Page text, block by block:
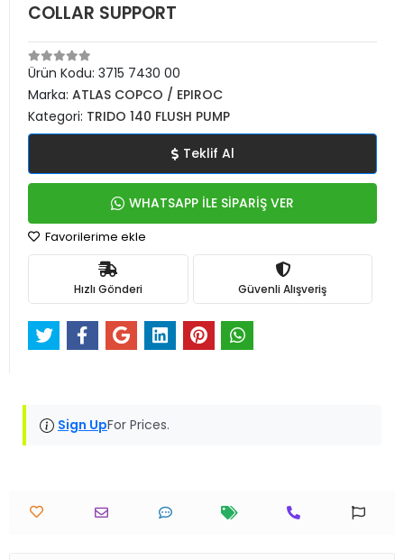
COLLAR SUPPORT
Ürün Kodu: 3715 7430 00
Marka: ATLAS COPCO / EPIROC
Kategori: TRIDO 140 FLUSH PUMP
Teklif Al
WHATSAPP İLE SİPARİŞ VER
Favorilerime ekle
Hızlı Gönderi Güvenli Alışveriş
Sign UpFor Prices.